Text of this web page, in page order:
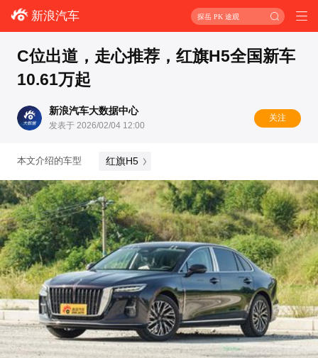
新浪汽车 探岳 PK 途观
C位出道，走心推荐，红旗H5全国新车
10.61万起
新浪汽车大数据中心
发表于 2026/02/04 12:00
关注
本文介绍的车型 红旗H5